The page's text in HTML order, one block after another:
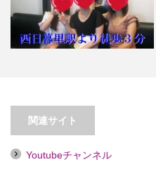
【西日暮里】ＰＵＢスナック 華
関連サイト
Youtubeチャンネル